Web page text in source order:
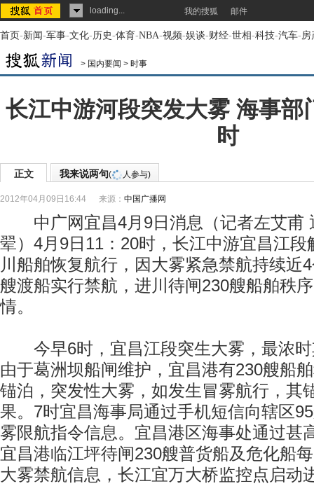
loading... 我的搜狐 邮件
首页-新闻-军事-文化-历史-体育-NBA-视频-娱谈-财经-世相-科技-汽车-房
> 国内要闻 > 时事
长江中游河段突发大雾 海事部
时
正文 我来说两句( 人参与)
2012年04月09日16:44 来源： 中国广播网
中广网宜昌4月9日消息（记者左艾甫
翚）4月9日11：20时，长江中游宜昌江段
川船舶恢复航行，因大雾紧急禁航持续近
艘渡船实行禁航，进川待闸230艘船舶秩
情。
今早6时，宜昌江段突生大雾，最浓时
由于葛洲坝船闸维护，宜昌港有230艘船
锚泊，突发性大雾，如发生冒雾航行，其
果。7时宜昌海事局通过手机短信向辖区
雾限航指令信息。宜昌港区海事处通过甚
宜昌港临江坪待闸230艘普货船及危化船
大雾禁航信息，长江宜万大桥监控点启动